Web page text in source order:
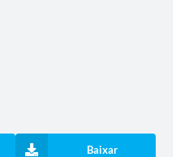
Baixar